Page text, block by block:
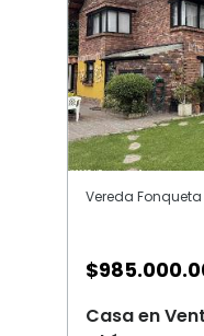
Vereda
$
Casa en